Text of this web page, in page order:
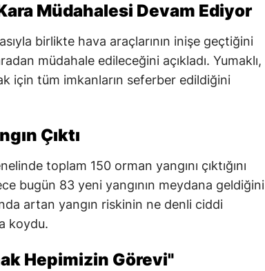
Müdahalesi Devam Ediyor
birlikte hava araçlarının inişe geçtiğini
müdahale edileceğini açıkladı. Yumaklı,
için tüm imkanların seferber edildiğini
Çıktı
toplam 150 orman yangını çıktığını
bugün 83 yeni yangının meydana geldiğini
artan yangın riskinin ne denli ciddi
koydu.
Hepimizin Görevi"